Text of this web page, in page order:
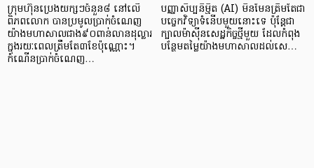
ក្រុមហ៊ុនប្រេងយក្សៗចំនួន៨ នៅលើ
ពិភពលោក បានប្រមូលប្រាក់ចំណេញ
យ៉ាងមហាសាលជាង៩០ពាន់លានដុល្លារ
ក្នុងរយៈពេលត្រឹមតែ៣ខែប៉ុណ្ណោះ។
កំណើនប្រាក់ចំណេញ…
បញ្ញាសិប្បនិម្មិត (AI) មិនមែនត្រឹមតែជា
បច្ចេកវិទ្យាទំនើបមួយនោះទេ ប៉ុន្តែជា
ក្បាលម៉ាស៊ីនសេដ្ឋកិច្ចថ្មីមួយ ដែលកំពុង
បន្ថែមតម្លៃយ៉ាងមហាសាលដល់សេ…